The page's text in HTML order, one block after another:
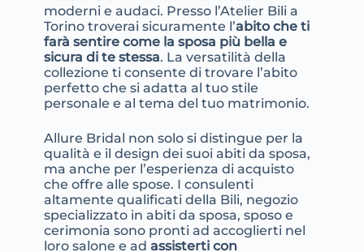
moderni e audaci. Presso l’Atelier Bili a
Torino troverai sicuramente l’abito che ti
farà sentire come la sposa più bella e
sicura di te stessa. La versatilità della
collezione ti consente di trovare l’abito
perfetto che si adatta al tuo stile
personale e al tema del tuo matrimonio.
Allure Bridal non solo si distingue per la
qualità e il design dei suoi abiti da sposa,
ma anche per l’esperienza di acquisto
che offre alle spose. I consulenti
altamente qualificati della Bili, negozio
specializzato in abiti da sposa, sposo e
cerimonia sono pronti ad accoglierti nel
loro salone e ad assisterti con